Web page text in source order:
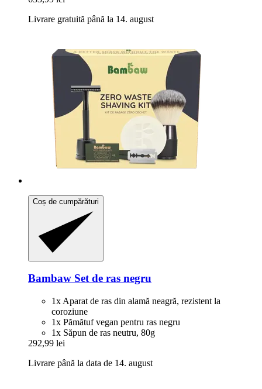
Livrare gratuită până la 14. august
Coș de cumpărături
Bambaw Set de ras negru
1x Aparat de ras din alamă neagră, rezistent la
coroziune
1x Pămătuf vegan pentru ras negru
1x Săpun de ras neutru, 80g
292,99 lei
Livrare până la data de 14. august